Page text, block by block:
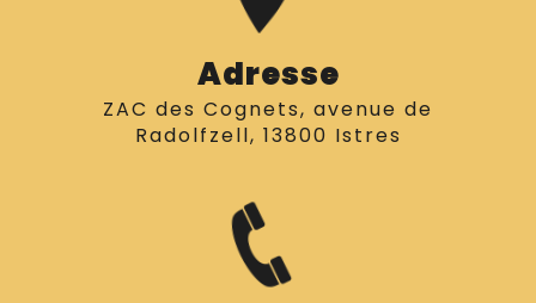
Adresse
ZAC des Cognets, avenue de
Radolfzell, 13800 Istres